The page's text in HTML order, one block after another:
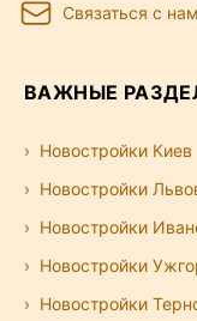
Связаться с
ВАЖНЫЕ
Новостройки Киев
Новостройки
Новостройки
Новостройки
Новостройки